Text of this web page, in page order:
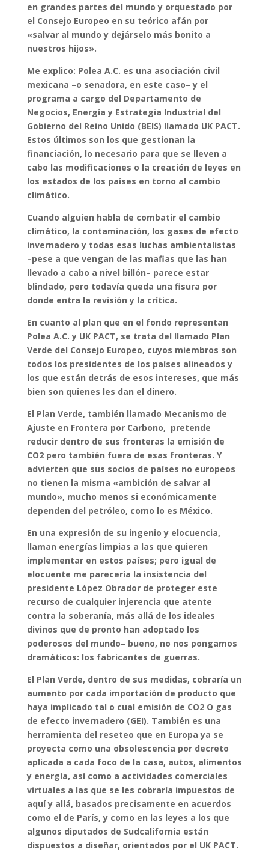
en grandes partes del mundo y orquestado por
el Consejo Europeo en su teórico afán por
«salvar al mundo y dejárselo más bonito a
nuestros hijos».
Me explico: Polea A.C. es una asociación civil
mexicana –o senadora, en este caso– y el
programa a cargo del Departamento de
Negocios, Energía y Estrategia Industrial del
Gobierno del Reino Unido (BEIS) llamado UK PACT.
Estos últimos son los que gestionan la
financiación, lo necesario para que se lleven a
cabo las modificaciones o la creación de leyes en
los estados de los países en torno al cambio
climático.
Cuando alguien habla de combatir el cambio
climático, la contaminación, los gases de efecto
invernadero y todas esas luchas ambientalistas
–pese a que vengan de las mafias que las han
llevado a cabo a nivel billón– parece estar
blindado, pero todavía queda una fisura por
donde entra la revisión y la crítica.
En cuanto al plan que en el fondo representan
Polea A.C. y UK PACT, se trata del llamado Plan
Verde del Consejo Europeo, cuyos miembros son
todos los presidentes de los países alineados y
los que están detrás de esos intereses, que más
bien son quienes les dan el dinero.
El Plan Verde, también llamado Mecanismo de
Ajuste en Frontera por Carbono, pretende
reducir dentro de sus fronteras la emisión de
CO2 pero también fuera de esas fronteras. Y
advierten que sus socios de países no europeos
no tienen la misma «ambición de salvar al
mundo», mucho menos si económicamente
dependen del petróleo, como lo es México.
En una expresión de su ingenio y elocuencia,
llaman energías limpias a las que quieren
implementar en estos países; pero igual de
elocuente me parecería la insistencia del
presidente López Obrador de proteger este
recurso de cualquier injerencia que atente
contra la soberanía, más allá de los ideales
divinos que de pronto han adoptado los
poderosos del mundo– bueno, no nos pongamos
dramáticos: los fabricantes de guerras.
El Plan Verde, dentro de sus medidas, cobraría un
aumento por cada importación de producto que
haya implicado tal o cual emisión de CO2 O gas
de efecto invernadero (GEI). También es una
herramienta del reseteo que en Europa ya se
proyecta como una obsolescencia por decreto
aplicada a cada foco de la casa, autos, alimentos
y energía, así como a actividades comerciales
virtuales a las que se les cobraría impuestos de
aquí y allá, basados precisamente en acuerdos
como el de París, y como en las leyes a los que
algunos diputados de Sudcalifornia están
dispuestos a diseñar, orientados por el UK PACT.